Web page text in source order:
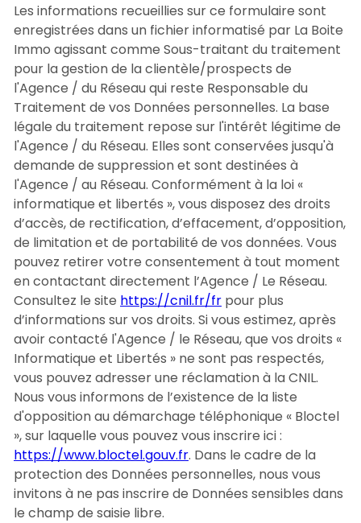
Les informations recueillies sur ce formulaire sont
enregistrées dans un fichier informatisé par La Boite
Immo agissant comme Sous-traitant du traitement
pour la gestion de la clientèle/prospects de
l'Agence / du Réseau qui reste Responsable du
Traitement de vos Données personnelles. La base
légale du traitement repose sur l'intérêt légitime de
l'Agence / du Réseau. Elles sont conservées jusqu'à
demande de suppression et sont destinées à
l'Agence / au Réseau. Conformément à la loi «
informatique et libertés », vous disposez des droits
d’accès, de rectification, d’effacement, d’opposition,
de limitation et de portabilité de vos données. Vous
pouvez retirer votre consentement à tout moment
en contactant directement l’Agence / Le Réseau.
Consultez le site https://cnil.fr/fr pour plus
d’informations sur vos droits. Si vous estimez, après
avoir contacté l'Agence / le Réseau, que vos droits «
Informatique et Libertés » ne sont pas respectés,
vous pouvez adresser une réclamation à la CNIL.
Nous vous informons de l’existence de la liste
d'opposition au démarchage téléphonique « Bloctel
», sur laquelle vous pouvez vous inscrire ici :
https://www.bloctel.gouv.fr. Dans le cadre de la
protection des Données personnelles, nous vous
invitons à ne pas inscrire de Données sensibles dans
le champ de saisie libre.